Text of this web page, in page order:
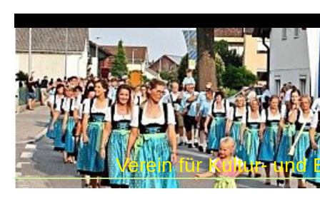
Verein für Kultur- und